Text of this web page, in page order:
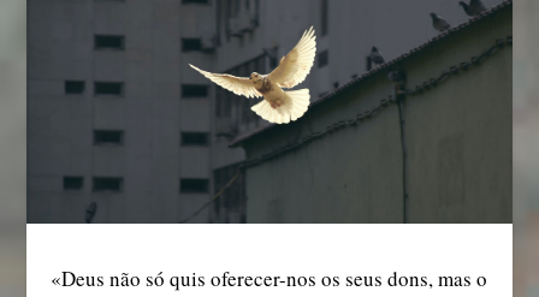
«Deus não só quis oferecer-nos os seus dons, mas o